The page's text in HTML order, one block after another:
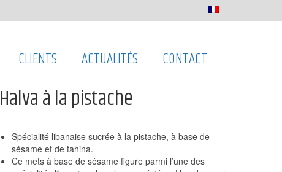
CLIENTS ACTUALITÉS CONTACT
Halva à la pistache
Spécialité libanaise sucrée à la pistache, à base de
sésame et de tahina.
Ce mets à base de sésame figure parmi l’une des